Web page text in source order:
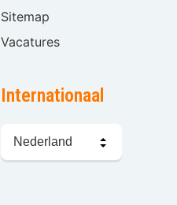
Sitemap
Vacatures
Internationaal
kiezen